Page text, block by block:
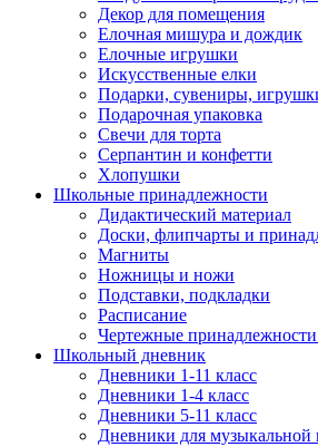
Декор для помещения
Елочная мишура и дождик
Елочные игрушки
Искусственные елки
Подарки, сувениры,
Подарочная упаковка
Свечи для торта
Серпантин и конфетти
Хлопушки
Школьные принадлежности
Дидактический материал
Доски, флипчарты и
Магниты
Ножницы и ножи
Подставки, подкладки
Расписание
Чертежные принадлежности
Школьный дневник
Дневники 1-11 класс
Дневники 1-4 класс
Дневники 5-11 класс
Дневники для